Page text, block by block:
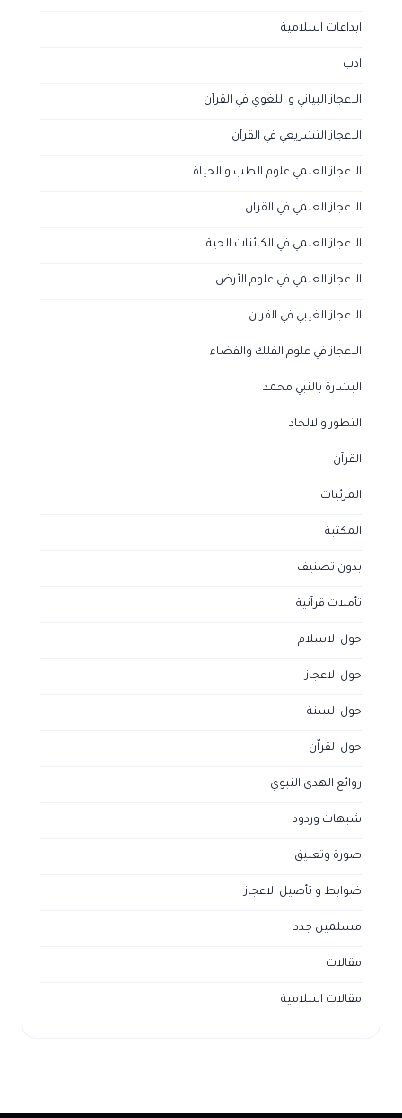
ابداعات اسلامية
ادب
الاعجاز البياني و اللغوي في القرآن
الاعجاز التشريعي في القرآن
الاعجاز العلمي علوم الطب و الحياة
الاعجاز العلمي في القرآن
الاعجاز العلمي في الكائنات الحية
الاعجاز العلمي في علوم الأرض
الاعجاز الغيبي في القرآن
الاعجاز في علوم الفلك والفضاء
البشارة بالنبي محمد
التطور والالحاد
القرآن
المرئيات
المكتبة
بدون تصنيف
تأملات قرآنية
حول الاسلام
حول الاعجاز
حول السنة
حول القراّن
روائع الهدى النبوي
شبهات وردود
صورة وتعليق
ضوابط و تأصيل الاعجاز
مسلمين جدد
مقالات
مقالات اسلامية